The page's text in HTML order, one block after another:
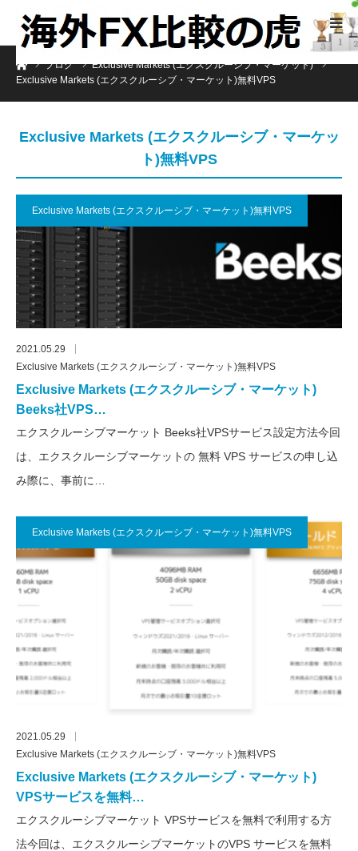
ホームブログ
Exclusive Markets (エクスクルーシブ・マーケット)
Exclusive Markets (エクスクルーシブ・マーケット)無料VPS
Exclusive Markets (エクスクルーシブ・マーケッ
ト)無料VPS
Exclusive Markets (エクスクルーシブ・マーケット)無料VPS
2021.05.29
Exclusive Markets (エクスクルーシブ・マーケット)無料VPS
Exclusive Markets (エクスクルーシブ・マーケット)
Beeks社VPS…
エクスクルーシブマーケット Beeks社VPSサービス設定方法今回
は、エクスクルーシブマーケットの 無料 VPS サービスの申し込
み際に、事前に…
Exclusive Markets (エクスクルーシブ・マーケット)無料VPS
2021.05.29
Exclusive Markets (エクスクルーシブ・マーケット)無料VPS
Exclusive Markets (エクスクルーシブ・マーケット)
VPSサービスを無料…
エクスクルーシブマーケット VPSサービスを無料で利用する方
法今回は、エクスクルーシブマーケットのVPS サービスを無料